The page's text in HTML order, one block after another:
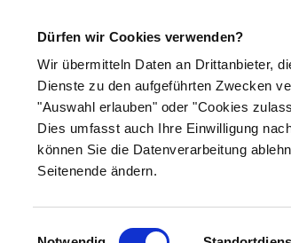
Dürfen wir Cookies verwenden?
Wir übermitteln Daten an Drittanbieter,
Dienste zu den aufgeführten Zwecken
"Auswahl erlauben" oder "Cookies
Dies umfasst auch Ihre Einwilligung
können Sie die Datenverarbeitung
Seitenende ändern.
Einwilligungsauswahl
Symptome Therapie Medikamente